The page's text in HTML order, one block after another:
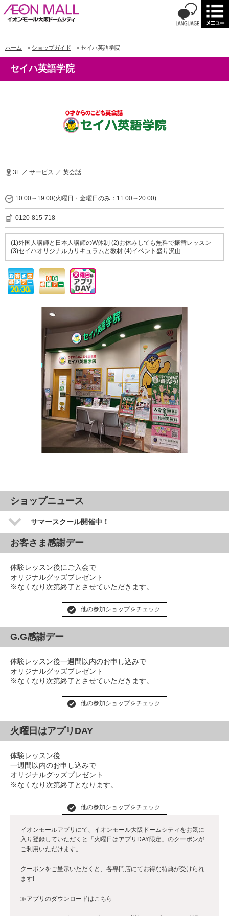
ホーム > ショップガイド > セイハ英語学院
セイハ英語学院
3F ／ サービス ／ 英会話
10:00～19:00(火曜日・金曜日のみ：11:00～20:00)
0120-815-718
(1)外国人講師と日本人講師のW体制 (2)お休みしても無料で振替レッスン
(3)セイハオリジナルカリキュラムと教材 (4)イベント盛り沢山
ショップニュース
サマースクール開催中！
お客さま感謝デー
体験レッスン後にご入会で
オリジナルグッズプレゼント
※なくなり次第終了とさせていただきます。
他の参加ショップをチェック
G.G感謝デー
体験レッスン後一週間以内のお申し込みで
オリジナルグッズプレゼント
※なくなり次第終了とさせていただきます。
他の参加ショップをチェック
火曜日はアプリDAY
体験レッスン後
一週間以内のお申し込みで
オリジナルグッズプレゼント
※なくなり次第終了となります。
他の参加ショップをチェック
イオンモールアプリにて、イオンモール大阪ドームシティをお気に
入り登録していただくと「火曜日はアプリDAY限定」のクーポンが
ご利用いただけます。
クーポンをご呈示いただくと、各専門店にてお得な特典が受けられ
ます!
≫アプリのダウンロードはこちら